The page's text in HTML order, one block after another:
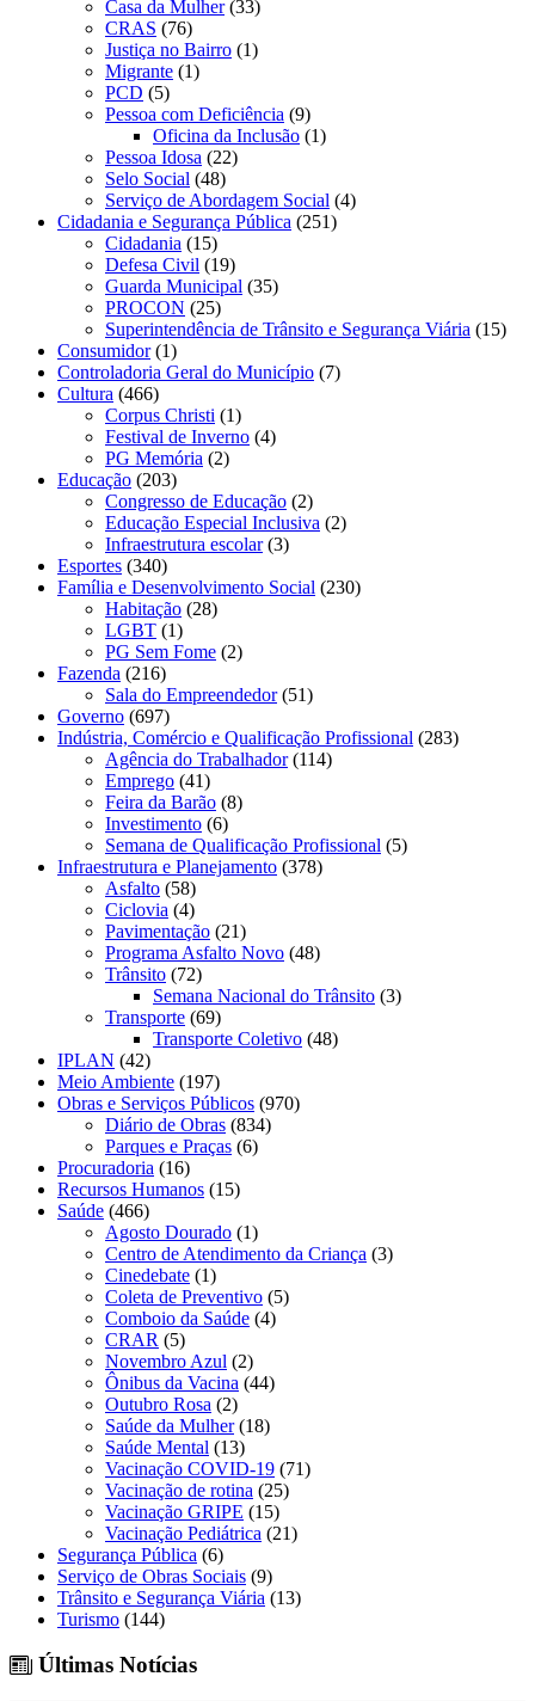
Casa da Mulher(33)
CRAS (76)
Justiça no Bairro (1)
Migrante (1)
PCD (5)
Pessoa com Deficiência (9)
Oficina da Inclusão (1)
Pessoa Idosa (22)
Selo Social (48)
Serviço de Abordagem Social (4)
Cidadania e Segurança Pública (251)
Cidadania (15)
Defesa Civil (19)
Guarda Municipal (35)
PROCON (25)
Superintendência de Trânsito e Segurança Viária (15)
Consumidor(1)
Controladoria Geral do Município (7)
Cultura (466)
Corpus Christi (1)
Festival de Inverno (4)
PG Memória (2)
Educação (203)
Congresso de Educação (2)
Educação Especial Inclusiva (2)
Infraestrutura escolar(3)
Esportes (340)
Família e Desenvolvimento Social (230)
Habitação (28)
LGBT (1)
PG Sem Fome (2)
Fazenda (216)
Sala do Empreendedor(51)
Governo (697)
Indústria, Comércio e Qualificação Profissional (283)
Agência do Trabalhador(114)
Emprego (41)
Feira da Barão (8)
Investimento (6)
Semana de Qualificação Profissional (5)
Infraestrutura e Planejamento (378)
Asfalto (58)
Ciclovia (4)
Pavimentação (21)
Programa Asfalto Novo (48)
Trânsito (72)
Semana Nacional do Trânsito (3)
Transporte (69)
Transporte Coletivo (48)
IPLAN (42)
Meio Ambiente (197)
Obras e Serviços Públicos (970)
Diário de Obras (834)
Parques e Praças (6)
Procuradoria (16)
Recursos Humanos (15)
Saúde (466)
Agosto Dourado (1)
Centro de Atendimento da Criança (3)
Cinedebate (1)
Coleta de Preventivo (5)
Comboio da Saúde (4)
CRAR (5)
Novembro Azul (2)
Ônibus da Vacina (44)
Outubro Rosa (2)
Saúde da Mulher(18)
Saúde Mental (13)
Vacinação COVID-19 (71)
Vacinação de rotina (25)
Vacinação GRIPE (15)
Vacinação Pediátrica (21)
Segurança Pública (6)
Serviço de Obras Sociais (9)
Trânsito e Segurança Viária (13)
Turismo (144)
Últimas Notícias